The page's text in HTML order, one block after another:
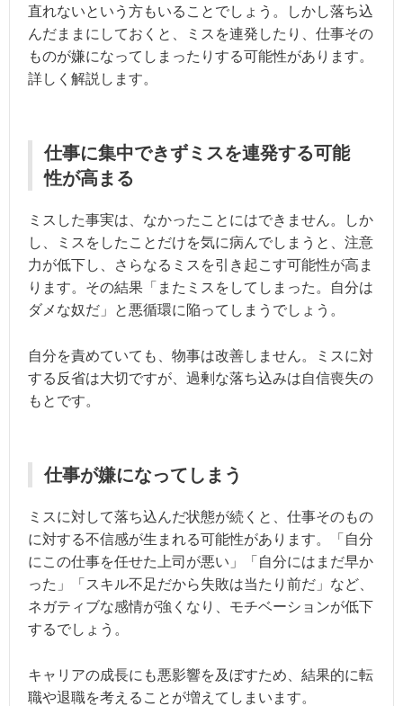
直れないという方もいることでしょう。しかし落ち込
んだままにしておくと、ミスを連発したり、仕事その
ものが嫌になってしまったりする可能性があります。
詳しく解説します。
仕事に集中できずミスを連発する可能
性が高まる
ミスした事実は、なかったことにはできません。しか
し、ミスをしたことだけを気に病んでしまうと、注意
力が低下し、さらなるミスを引き起こす可能性が高ま
ります。その結果「またミスをしてしまった。自分は
ダメな奴だ」と悪循環に陥ってしまうでしょう。
自分を責めていても、物事は改善しません。ミスに対
する反省は大切ですが、過剰な落ち込みは自信喪失の
もとです。
仕事が嫌になってしまう
ミスに対して落ち込んだ状態が続くと、仕事そのもの
に対する不信感が生まれる可能性があります。「自分
にこの仕事を任せた上司が悪い」「自分にはまだ早か
った」「スキル不足だから失敗は当たり前だ」など、
ネガティブな感情が強くなり、モチベーションが低下
するでしょう。
キャリアの成長にも悪影響を及ぼすため、結果的に転
職や退職を考えることが増えてしまいます。